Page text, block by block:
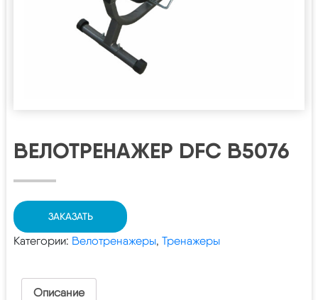
ВЕЛОТРЕНАЖЕР DFC B5076
ЗАКАЗАТЬ
Категории: Велотренажеры, Тренажеры
Описание